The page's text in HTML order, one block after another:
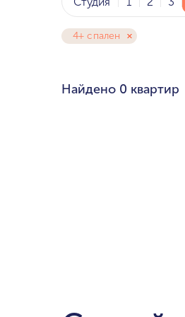
4+ спален
Найдено 0 квартир